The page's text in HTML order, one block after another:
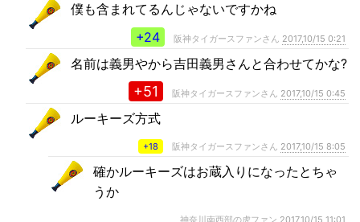
僕も含まれてるんじゃないですかね
+24
阪神タイガースファンさん 2017,10/15 0:21
名前は義男やから吉田義男さんと合わせてかな?
+51 阪神タイガースファンさん 2017,10/15 0:45
ルーキーズ方式
+18 阪神タイガースファンさん 2017,10/15 8:05
確かルーキーズはお蔵入りになったとちゃ
うか
神奈川南西部の虎ファン 2017,10/15 11:01